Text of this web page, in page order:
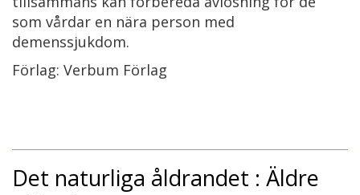
som vårdar en nära person med
demenssjukdom.
Förlag: Verbum Förlag
Det naturliga åldrandet : Äldre